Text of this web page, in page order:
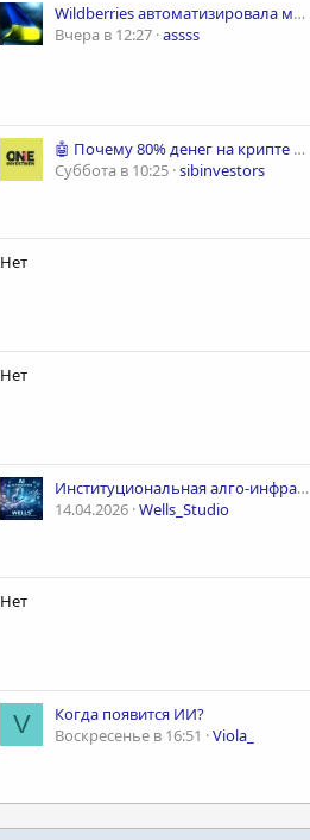
Wildberries автоматизировала модерацию товаров с помощью Computer Vision
Вчера в 12:27 assss
🤖 Почему 80% денег на крипте и Форексе забирают алгоритмы, и при чем тут нейросети? (Откровения разработчиков)
Суббота в 10:25 sibinvestors
Нет
Нет
Институциональная алго-инфраструктура для Bybit/Binance. Вся "внутрянка" в посте. Первым 5 клиентам — скидка 70%
14.04.2026 Wells_Studio
Нет
V
Когда появится ИИ?
Воскресенье в 16:51
Viola_